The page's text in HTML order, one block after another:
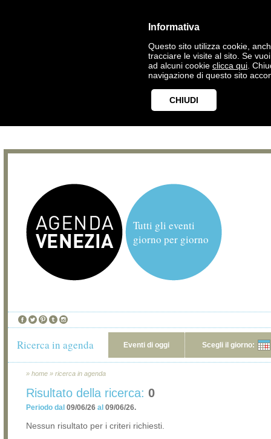
Informativa
Questo sito utilizza cookie,
tracciare le visite al sito. Se
ad alcuni cookie clicca qui .
navigazione di questo sito
CHIUDI
Tutti gli eventi
giorno per giorno
Ricerca in agenda Eventi di oggi Scegli il giorno:
» home » ricerca in agenda
Risultato della ricerca: 0
Periodo dal 09/06/26 al 09/06/26.
Nessun risultato per i criteri richiesti.